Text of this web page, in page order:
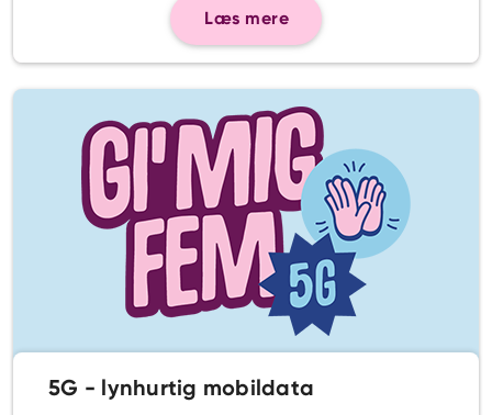
Læs mere
5G - lynhurtig mobildata